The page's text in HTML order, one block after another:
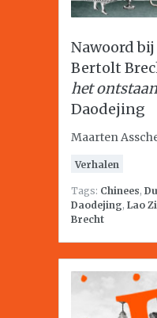
Nawoord
Bertolt
het
Daodejing
Maarten
Verhalen
Tags: Chinees,
Daodejing, Lao Zi
Brecht